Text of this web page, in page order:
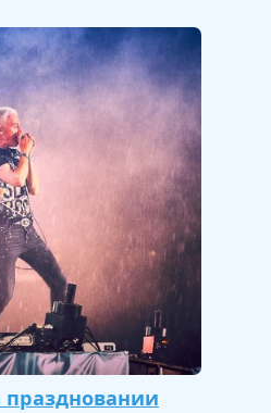
праздновании